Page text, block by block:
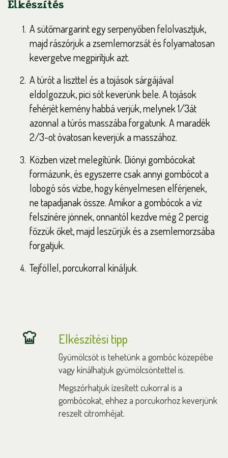
Elkészítés
A sütőmargarint egy serpenyőben felolvasztjuk,
majd rászórjuk a zsemlemorzsát és folyamatosan
kevergetve megpirítjuk azt.
A túrót a liszttel és a tojások sárgájával
eldolgozzuk, pici sót keverünk bele. A tojások
fehérjét kemény habbá verjük, melynek 1/3át
azonnal a túrós masszába forgatunk. A maradék
2/3-ot óvatosan keverjük a masszához.
Közben vizet melegítünk. Diónyi gombócokat
formázunk, és egyszerre csak annyi gombócot a
lobogó sós vízbe, hogy kényelmesen elférjenek,
ne tapadjanak össze. Amikor a gombócok a víz
felszínére jönnek, onnantól kezdve még 2 percig
főzzük őket, majd leszűrjük és a zsemlemorzsába
forgatjuk.
Tejföllel, porcukorral kínáljuk.
Elkészítési tipp
Gyümölcsöt is tehetünk a gombóc közepébe
vagy kínálhatjuk gyümölcsöntettel is.
Megszórhatjuk ízesített cukorral is a
gombócokat, ehhez a porcukorhoz keverjünk
reszelt citromhéjat.